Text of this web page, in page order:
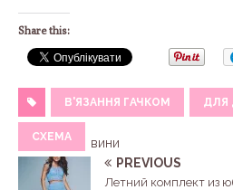
Share this:
В'ЯЗАННЯ ГАЧКОМ ДЛЯ
СХЕМА
вини
PREVIOUS
Летний комплект из